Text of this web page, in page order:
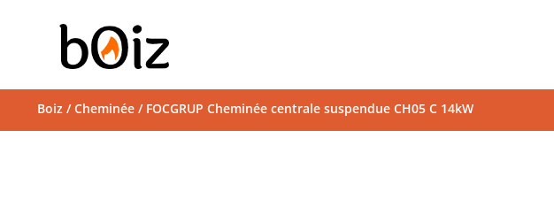
Boiz /Cheminée / FOCGRUP Cheminée centrale suspendue CH05 C 14kW